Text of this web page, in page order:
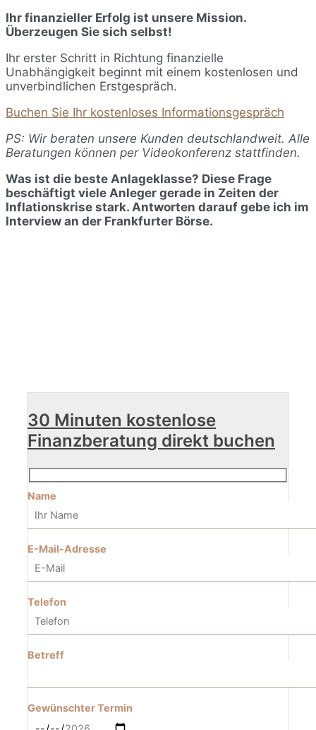
Ihr finanzieller Erfolg ist unsere Mission.
Überzeugen Sie sich selbst!
Ihr erster Schritt in Richtung finanzielle
Unabhängigkeit beginnt mit einem kostenlosen und
unverbindlichen Erstgespräch.
Buchen Sie Ihr kostenloses Informationsgespräch
PS: Wir beraten unsere Kunden deutschlandweit. Alle
Beratungen können per Videokonferenz stattfinden.
Was ist die beste Anlageklasse? Diese Frage
beschäftigt viele Anleger gerade in Zeiten der
Inflationskrise stark. Antworten darauf gebe ich im
Interview an der Frankfurter Börse.
30 Minuten kostenlose
Finanzberatung direkt buchen
Name
E-Mail-Adresse
Telefon
Betreff
Gewünschter Termin